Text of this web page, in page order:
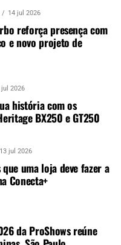
com
o MXC605 que
com botão de
controle de volume
e seletor de
breve.
de conferência
14 jul 2026
reforça presença com
e novo projeto de
jul 2026
história com os
BX250 e GT250
13 jul 2026
uma loja deve fazer a
Conecta+
da ProShows reúne